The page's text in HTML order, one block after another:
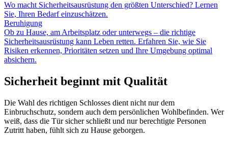
Wo macht Sicherheitsausrüstung den größten Unterschied? Lernen
Sie, Ihren Bedarf einzuschätzen.
Beruhigung
Ob zu Hause, am Arbeitsplatz oder unterwegs – die richtige
Sicherheitsausrüstung kann Leben retten. Erfahren Sie, wie Sie
Risiken erkennen, Prioritäten setzen und Ihre Umgebung optimal
absichern.
Sicherheit beginnt mit Qualität
Die Wahl des richtigen Schlosses dient nicht nur dem
Einbruchschutz, sondern auch dem persönlichen Wohlbefinden. Wer
weiß, dass die Tür sicher schließt und nur berechtigte Personen
Zutritt haben, fühlt sich zu Hause geborgen.